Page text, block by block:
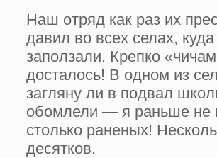
Наш отряд как раз их
давил во всех селах,
заползали. Крепко
досталось! В одном из
загляну­ ли в подвал
обомлели — я раньше не
столько раненых!
десятков.